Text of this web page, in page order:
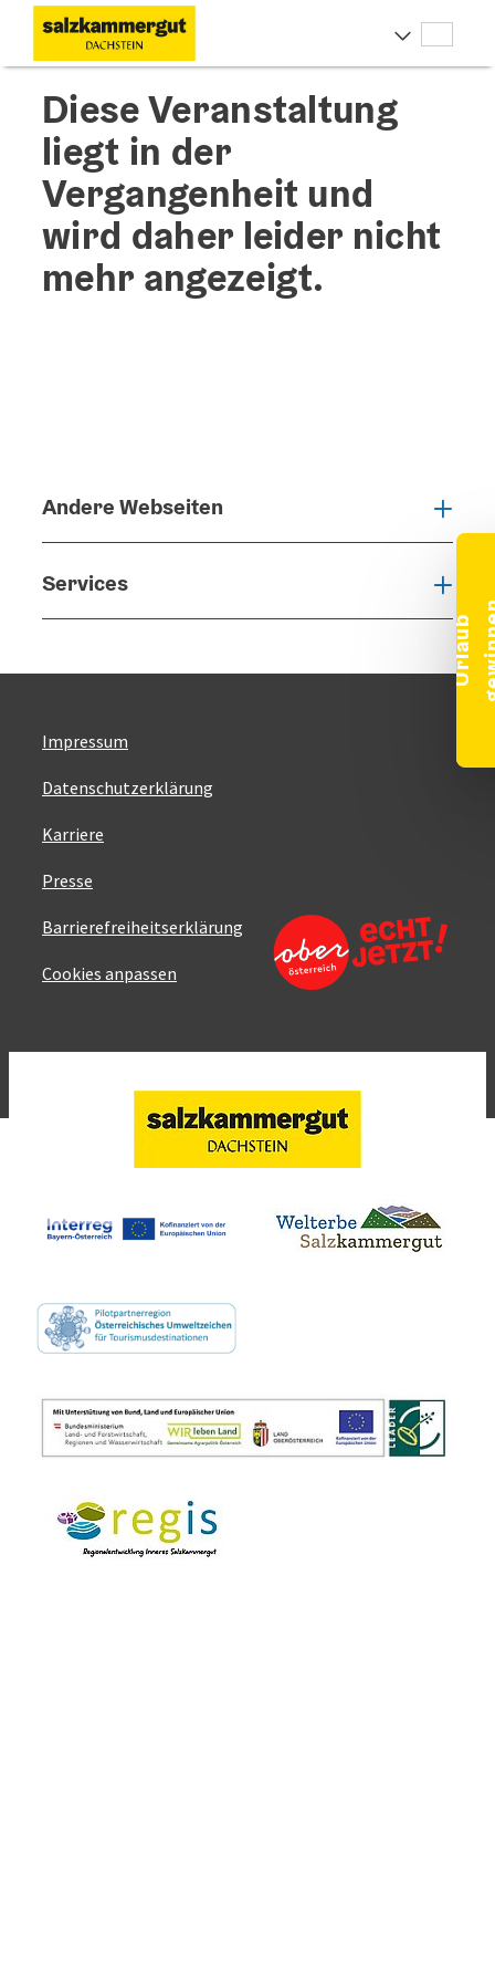
Zum InhaltAccesskey
[0]
Zur NavigationAccesskey
[1]
Zum Seitenanfang
U
r
l
a
u
b
g
e
w
i
n
n
e
Diese Veranstaltung
liegt in der
Vergangenheit und
wird daher leider nicht
mehr angezeigt.
Andere Webseiten
Services
Impressum
Datenschutzerklärung
Karriere
Presse
Barrierefreiheitserklärung
Cookies anpassen